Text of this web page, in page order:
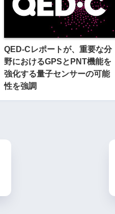
QED-Cレポートが、重要な分
野におけるGPSとPNT機能を
強化する量子センサーの可能
性を強調